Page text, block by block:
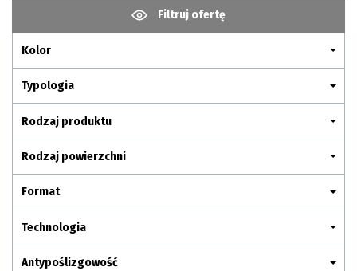
Filtruj ofertę
Kolor
Typologia
Rodzaj produktu
Rodzaj powierzchni
Format
Technologia
Antypoślizgowość
Gdzie kupić
Pliki do pobrania
Pytania i odpowiedzi
Kariera
Kontakt
Komunikacja z akcjonariuszami